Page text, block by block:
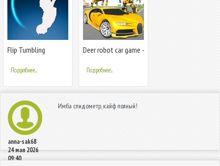
Flip Tumbling
Подробнее...
Deer robot car game -
игры
Подробнее...
anna-sak68
24 мая 2026
09:40
Имба спидометр, кайф полный!